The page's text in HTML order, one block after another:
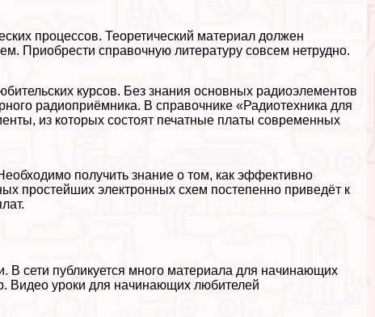
процессов. Теоретический материал должен
Приобрести справочную литературу совсем нетрудно.
курсов. Без знания основных радиоэлементов
радиоприёмника. В справочнике «Радиотехника для
из которых состоят печатные платы современных
получить знание о том, как эффективно
простейших электронных схем постепенно приведёт к
В сети публикуется много материала для начинающих
Видео уроки для начинающих любителей